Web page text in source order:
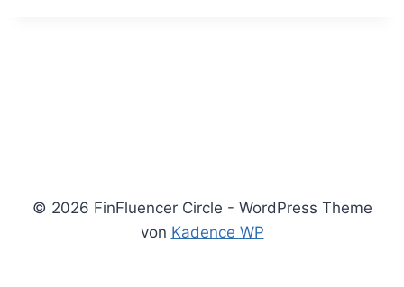
© 2026 FinFluencer Circle - WordPress Theme
von Kadence WP